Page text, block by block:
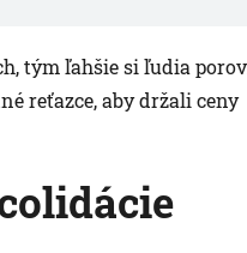
tým ľahšie si ľudia
reťazce, aby držali ceny